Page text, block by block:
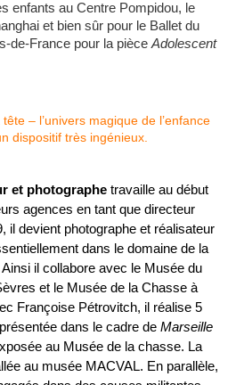
enfants au Centre Pompidou, le
et bien sûr pour le Ballet du
de-France pour la pièce Adolescent
et photographe travaille au début
agences en tant que directeur
il devient photographe et réalisateur
dans le domaine de la
il collabore avec le Musée du
et le Musée de la Chasse à
Françoise Pétrovitch, il réalise 5
dans le cadre de Marseille
au Musée de la chasse. La
au musée MACVAL. En parallèle,